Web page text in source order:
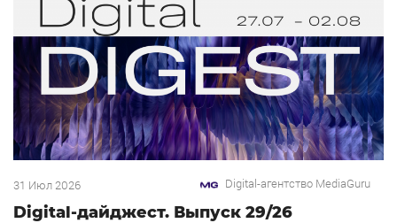
31 Июл 2026 Digital-агентство MediaGuru
Digital-дайджест. Выпуск 29/26